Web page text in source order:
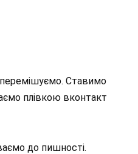
Ставимо
плівкою вконтакт
до пишності.